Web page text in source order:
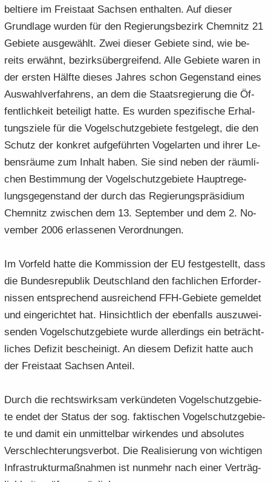
bel­tie­re im Frei­staat Sach­sen ent­hal­ten. Auf die­ser
Grund­la­ge wur­den für den Re­gie­rungs­be­zirk Chem­nitz 21
Ge­bie­te aus­ge­wählt. Zwei die­ser Ge­bie­te sind, wie be­
reits er­wähnt, be­zirks­über­grei­fend. Alle Ge­bie­te waren in
der ers­ten Hälf­te die­ses Jah­res schon Ge­gen­stand eines
Aus­wahl­ver­fah­rens, an dem die Staats­re­gie­rung die Öf­
fent­lich­keit be­tei­ligt hatte. Es wur­den spe­zi­fi­sche Er­hal­
tungs­zie­le für die Vo­gel­schutz­ge­bie­te fest­ge­legt, die den
Schutz der kon­kret auf­ge­führ­ten Vo­gel­ar­ten und ihrer Le­
bens­räu­me zum In­halt haben. Sie sind neben der räum­li­
chen Be­stim­mung der Vo­gel­schutz­ge­bie­te Haupt­re­ge­
lungs­ge­gen­stand der durch das Re­gie­rungs­prä­si­di­um
Chem­nitz zwi­schen dem 13. Sep­tem­ber und dem 2. No­
vem­ber 2006 er­las­se­nen Ver­ord­nun­gen.
Im Vor­feld hatte die Kom­mis­si­on der EU fest­ge­stellt, dass
die Bun­des­re­pu­blik Deutsch­land den fach­li­chen Er­for­der­
nis­sen ent­spre­chend aus­rei­chend FFH-​Gebiete ge­mel­det
und ein­ge­rich­tet hat. Hin­sicht­lich der eben­falls aus­zu­wei­
sen­den Vo­gel­schutz­ge­bie­te wurde al­ler­dings ein be­trächt­
li­ches De­fi­zit be­schei­nigt. An die­sem De­fi­zit hatte auch
der Frei­staat Sach­sen An­teil.
Durch die rechts­wirk­sam ver­kün­de­ten Vo­gel­schutz­ge­bie­
te endet der Sta­tus der sog. fak­ti­schen Vo­gel­schutz­ge­bie­
te und damit ein un­mit­tel­bar wir­ken­des und ab­so­lu­tes
Ver­schlech­te­rungs­ver­bot. Die Rea­li­sie­rung von wich­ti­gen
In­fra­struk­tur­maß­nah­men ist nun­mehr nach einer Ver­träg­